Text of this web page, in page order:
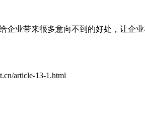
业带来很多意向不到的好处，让企
article-13-1.html